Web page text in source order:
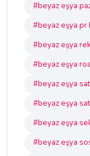
#beyaz eşya
#beyaz eşya pr
#beyaz eşya
#beyaz eşya
#beyaz eşya
#beyaz eşya
#beyaz eşya
#beyaz eşya